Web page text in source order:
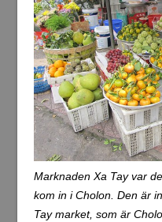
Marknaden Xa Tay var
kom in i Cholon. Den är
Tay market, som är